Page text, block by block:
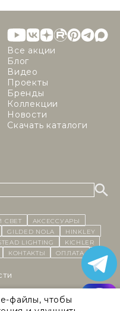
Все акции
Блог
Видео
Проекты
Бренды
Коллекции
Новости
Скачать каталоги
СВЕТ
Аксессуары
Gilded Nola
Hinkley
Lighting
Kichler
контакты Оплата
данных
файлы, чтобы